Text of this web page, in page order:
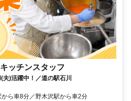
ッチンスタッフ
)活躍中！／道の駅石川
ら車8分／野木沢駅から車2分